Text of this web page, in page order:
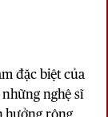
đặc biệt của
nghệ sĩ